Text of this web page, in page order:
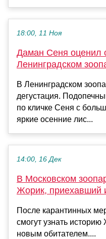
18:00, 11 Ноя
Даман Сеня оценил
Ленинградском
В Ленинградском
дегустация.
по кличке Сеня с
яркие осенние лис...
14:00, 16 Дек
В Московском
Жорик, приехавший
После карантинных
смогут узнать
новым обитателем....